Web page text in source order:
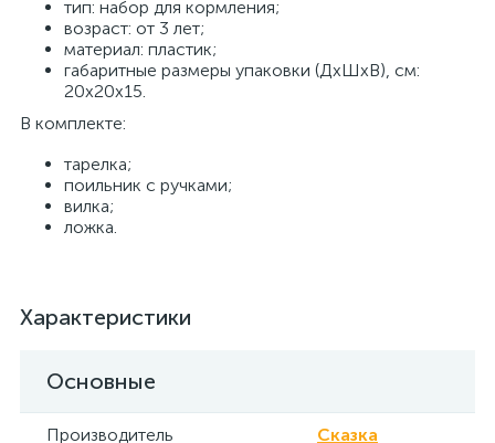
тип: набор для кормления;
возраст: от 3 лет;
материал: пластик;
габаритные размеры упаковки (ДхШхВ), см:
20х20х15.
В комплекте:
тарелка;
поильник с ручками;
вилка;
ложка.
Характеристики
Основные
Производитель Сказка